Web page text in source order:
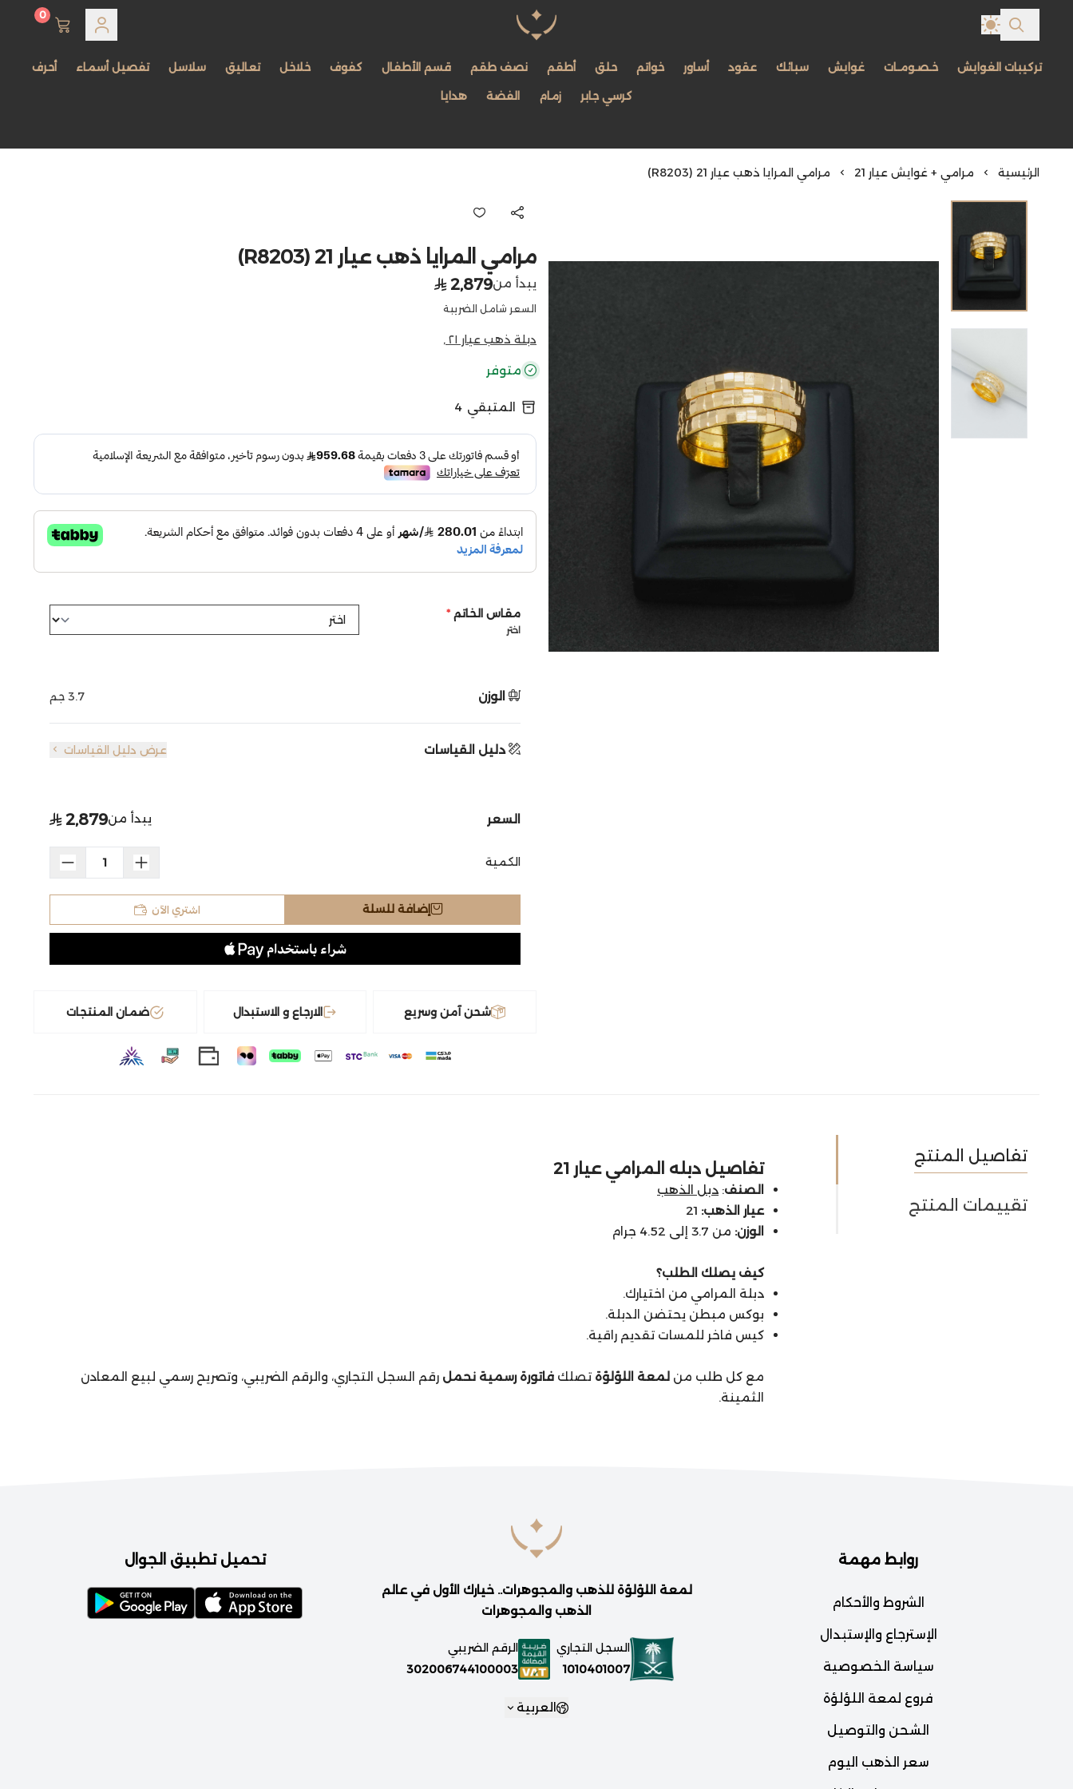
مجوهرات لمعة اللؤلؤة
0
تركيبات الغوايش خـصـومـات غوايش سبائك عقود أساور خواتم حلق أطقم نصف طقم قسم الأطفال كفوف خلاخل تعاليق سلاسل تفصيل أسماء
أحرف
كرسي جابر
زمام الفضة هدايا
الرئيسية مرامي + غوايش عيار 21 مرامي المرايا ذهب عيار 21 (R8203)
مرامي المرايا ذهب عيار 21 (R8203)
يبدأ من2,879
السعر شامل الضريبة
دبلة ذهب عيار ٢١ ,
متوفر
المتبقي 4
مقاس الخاتم *
اختر
الوزن 3.7 جم
دليل القياسات عرض دليل القياسات
السعر يبدأ من2,879
الكمية
إضافة للسلة اشتري الآن
شحن آمن وسريع الارجاع و الاستبدال ضمان المنتجات
تفاصيل المنتج
تقييمات المنتج
تفاصيل دبله المرامي عيار 21
الصنف: دبل الذهب
عيار الذهب:
الوزن: من 3.7 إلى 4.52 جرام
كيف يصلك الطلب؟
دبلة المرامي من اختيارك.
بوكس مبطن يحتضن الدبلة.
كيس فاخر للمسات تقديم راقية.
مع كل طلب من لمعة اللؤلؤة تصلك فاتورة رسمية نحمل رقم السجل التجاري، والرقم الضريبي، وتصريح رسمي لبيع المعادن
الثمينة.
روابط مهمة
الشروط والأحكام
الإسترجاع والإستبدال
سياسة الخصوصية
فروع لمعة اللؤلؤة
الشحن والتوصيل
سعر الذهب اليوم
لمعة اللؤلؤة للذهب والمجوهرات.. خيارك الأول في عالم
الذهب والمجوهرات
السجل التجاري
1010401007
الرقم الضريبي
302006744100003
العربية
تحميل تطبيق الجوال